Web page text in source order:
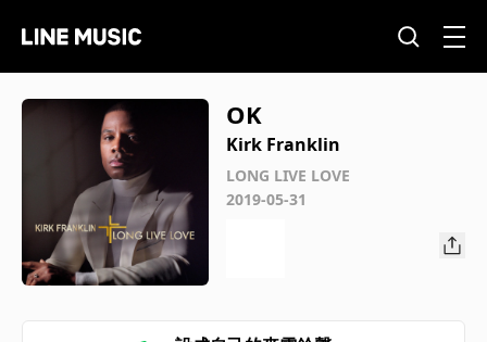
OK
Kirk Franklin
LONG LIVE LOVE
2019-05-31